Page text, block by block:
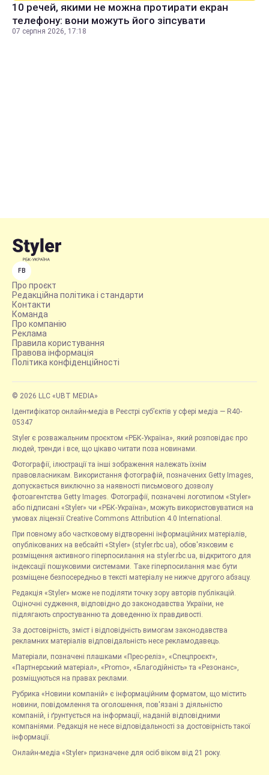
10 речей, якими не можна протирати екран
телефону: вони можуть його зіпсувати
07 серпня 2026, 17:18
FB
Про проєкт
Редакційна політика і стандарти
Контакти
Команда
Про компанію
Реклама
Правила користування
Правова інформація
Політика конфіденційності
© 2026 LLC «UBT MEDIA»
Ідентифікатор онлайн-медіа в Реєстрі суб’єктів у сфері медіа — R40-
05347
Styler є розважальним проєктом «РБК-Україна», який розповідає про
людей, тренди і все, що цікаво читати поза новинами.
Фотографії, ілюстрації та інші зображення належать їхнім
правовласникам. Використання фотографій, позначених Getty Images,
допускається виключно за наявності письмового дозволу
фотоагентства Getty Images. Фотографії, позначені логотипом «Styler»
або підписані «Styler» чи «РБК-Україна», можуть використовуватися на
умовах ліцензії Creative Commons Attribution 4.0 International.
При повному або частковому відтворенні інформаційних матеріалів,
опублікованих на вебсайті «Styler» (styler.rbc.ua), обов'язковим є
розміщення активного гіперпосилання на styler.rbc.ua, відкритого для
індексації пошуковими системами. Таке гіперпосилання має бути
розміщене безпосередньо в тексті матеріалу не нижче другого абзацу.
Редакція «Styler» може не поділяти точку зору авторів публікацій.
Оціночні судження, відповідно до законодавства України, не
підлягають спростуванню та доведенню їх правдивості.
За достовірність, зміст і відповідність вимогам законодавства
рекламних матеріалів відповідальність несе рекламодавець.
Матеріали, позначені плашками «Прес-реліз», «Спецпроєкт»,
«Партнерський матеріал», «Promo», «Благодійність» та «Резонанс»,
розміщуються на правах реклами.
Рубрика «Новини компаній» є інформаційним форматом, що містить
новини, повідомлення та оголошення, пов'язані з діяльністю
компаній, і ґрунтується на інформації, наданій відповідними
компаніями. Редакція не несе відповідальності за достовірність такої
інформації.
Онлайн-медіа «Styler» призначене для осіб віком від 21 року.